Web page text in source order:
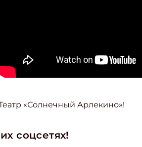
«Солнечный Арлекино»!
соцсетях!